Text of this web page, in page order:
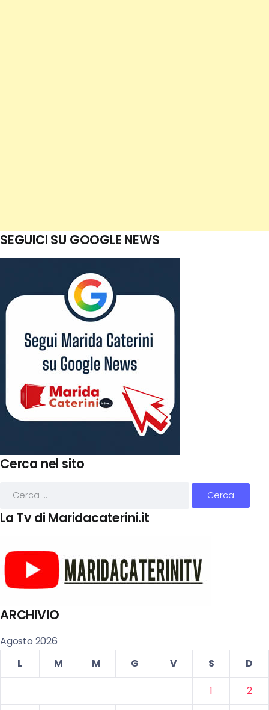
SEGUICI SU GOOGLE NEWS
Cerca nel sito
La Tv di Maridacaterini.it
ARCHIVIO
Agosto 2026
L
M M G V S
D
1
2